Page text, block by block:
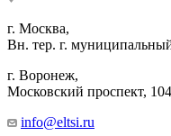
г. Москва,
Вн. тер. г.
г. Воронеж,
​Московский проспект,
info@eltsi.ru